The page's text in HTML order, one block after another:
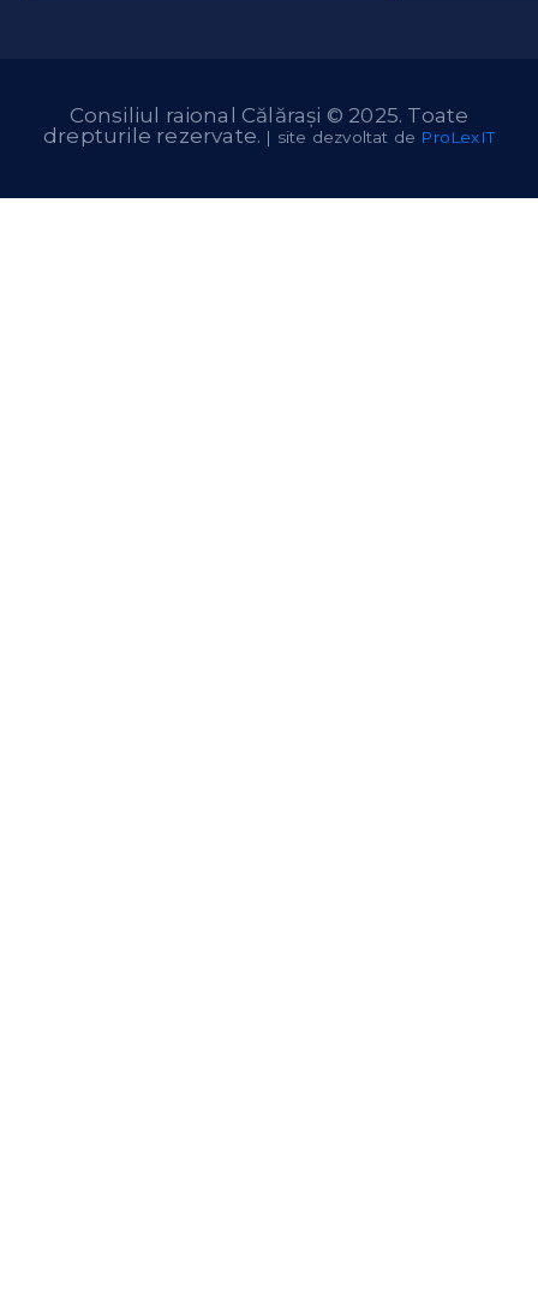
Consiliul raional Călărași © 2025. Toate
drepturile rezervate. | site dezvoltat de ProLexIT